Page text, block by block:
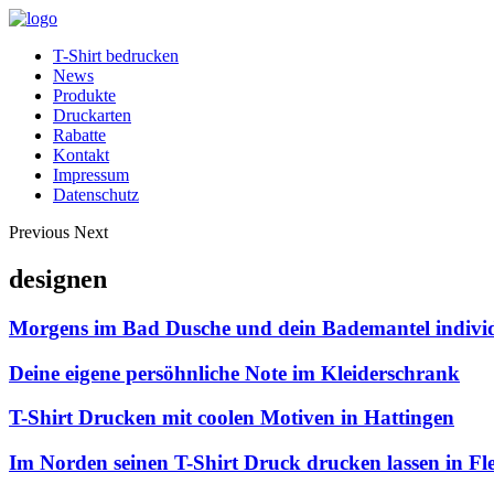
T-Shirt bedrucken
News
Produkte
Druckarten
Rabatte
Kontakt
Impressum
Datenschutz
Previous Next
designen
Morgens im Bad Dusche und dein Bademantel
Deine eigene persöhnliche Note im Kleiderschrank
T-Shirt Drucken mit coolen Motiven in Hattingen
Im Norden seinen T-Shirt Druck drucken lassen in